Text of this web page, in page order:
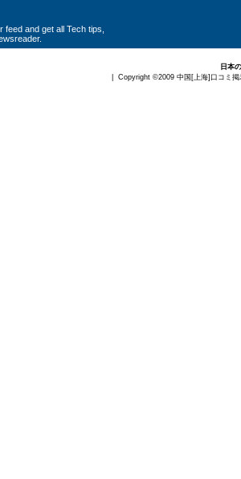
feed and get all Tech tips,
日本
| Copyright ©2009 中国[上海]口コミ掲